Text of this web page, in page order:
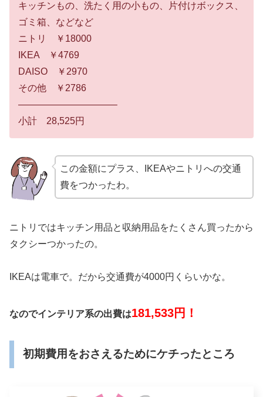
キッチンもの、洗たく用の小もの、片付けボックス、
ゴミ箱、などなど
ニトリ ￥18000
IKEA ￥4769
DAISO ￥2970
その他 ￥2786
——————————–
小計 28,525円
この金額にプラス、IKEAやニトリへの交通
費をつかったわ。
ニトリではキッチン用品と収納用品をたくさん買ったから
タクシーつかったの。
IKEAは電車で。だから交通費が4000円くらいかな。
なのでインテリア系の出費は181,533円！
初期費用をおさえるためにケチったところ